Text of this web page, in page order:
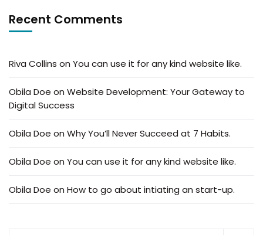
Recent Comments
Riva Collins on You can use it for any kind website like.
Obila Doe on Website Development: Your Gateway to
Digital Success
Obila Doe on Why You’ll Never Succeed at 7 Habits.
Obila Doe on You can use it for any kind website like.
Obila Doe on How to go about intiating an start-up.